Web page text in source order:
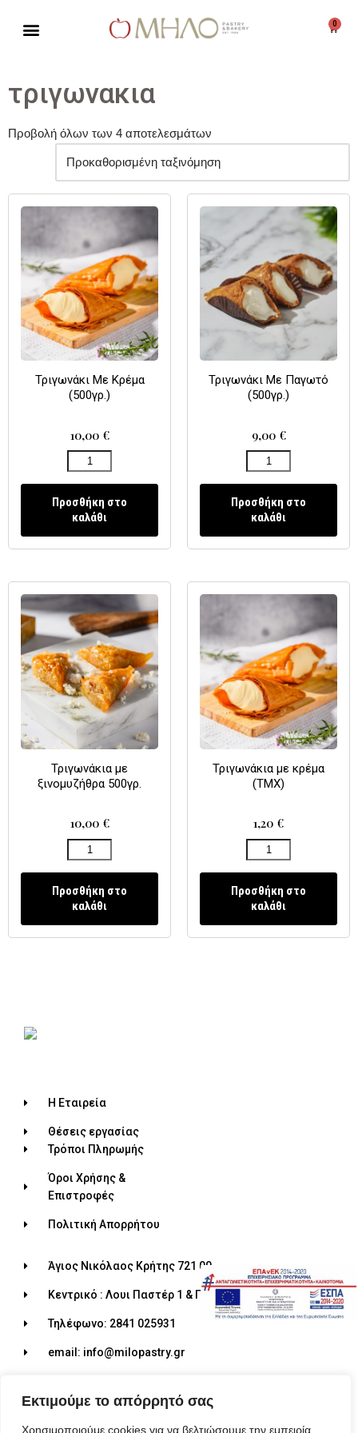
Εκτιμούμε το απόρρητό σας
Χρησιμοποιούμε cookies για να βελτιώσουμε την εμπειρία
0
τριγωνακια
Προβολή όλων των 4 αποτελεσμάτων
Τριγωνάκι Με Κρέμα
(500γρ.)
10,00 €
Προσθήκη στο
καλάθι
Τριγωνάκι Με Παγωτό
(500γρ.)
9,00 €
Προσθήκη στο
καλάθι
Τριγωνάκια με
ξινομυζήθρα 500γρ.
10,00 €
Προσθήκη στο
καλάθι
Τριγωνάκια με κρέμα
(ΤΜΧ)
1,20 €
Προσθήκη στο
καλάθι
Η Εταιρεία
Θέσεις εργασίας
Τρόποι Πληρωμής
Όροι Χρήσης &
Επιστροφές
Πολιτική Απορρήτου
Άγιος Νικόλαος Κρήτης 721 00
Κεντρικό : Λουι Παστέρ 1 & Πηγάσου 4
Τηλέφωνο: 2841 025931
email: info@milopastry.gr